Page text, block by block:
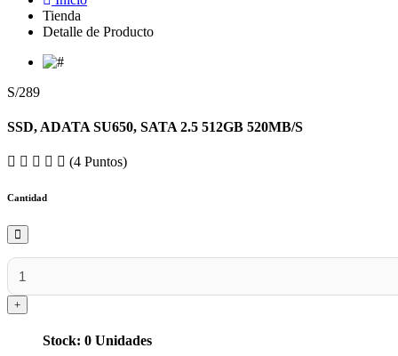
Tienda
Detalle de Producto
S/289
SSD, ADATA SU650, SATA 2.5 512GB 520MB/S
(4 Puntos)
Cantidad
Stock: 0 Unidades